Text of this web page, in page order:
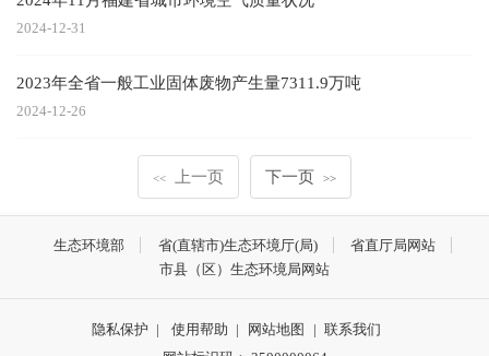
2024-12-31
2023年全省一般工业固体废物产生量7311.9万吨
2024-12-26
<< 上一页 下一页 >>
生态环境部 省(直辖市)生态环境厅(局)
省直厅局网站
市县（区）生态环境局网站
隐私保护 | 使用帮助 | 网站地图 | 联系我们